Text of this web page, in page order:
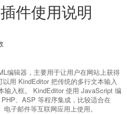
件使用说明
编辑器，主要用于让用户在网站上获得
用 KindEditor 把传统的多行文本输入
输入框。 KindEditor 使用 JavaScript 编
、ASP 等程序集成，比较适合在
子邮件等互联网应用上使用。